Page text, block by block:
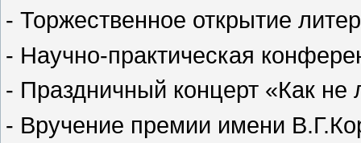
- Торжественное открытие
- Научно-практическая
- Праздничный концерт «Как
- Вручение премии имени